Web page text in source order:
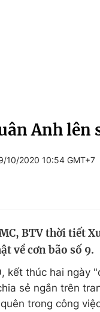
Làm đẹp
Anh lên
10/2020 10:54 GMT+7
BTV thời tiết
về cơn bão số 9.
kết thúc hai ngày
sẻ ngắn trên
trong công